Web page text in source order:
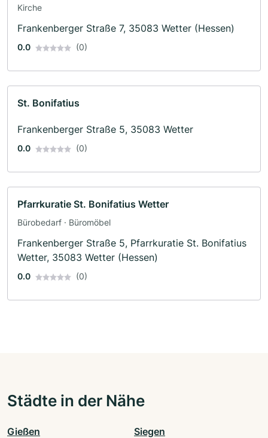
Kirche
Frankenberger Straße 7, 35083 Wetter (Hessen)
0.0 (0)
St. Bonifatius
Frankenberger Straße 5, 35083 Wetter
0.0 (0)
Pfarrkuratie St. Bonifatius Wetter
Bürobedarf · Büromöbel
Frankenberger Straße 5, Pfarrkuratie St. Bonifatius
Wetter, 35083 Wetter (Hessen)
0.0 (0)
Städte in der Nähe
Gießen Siegen